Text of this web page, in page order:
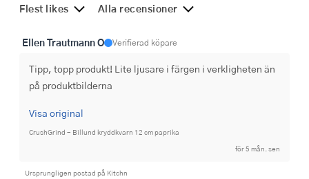
Flest likes Alla recensioner
Ellen Trautmann O Verifierad köpare
Tipp, topp produkt! Lite ljusare i färgen i verkligheten än
på produktbilderna
Visa original
CrushGrind - Billund kryddkvarn 12 cm paprika
för 5 mån. sen
Ursprungligen postad på Kitchn